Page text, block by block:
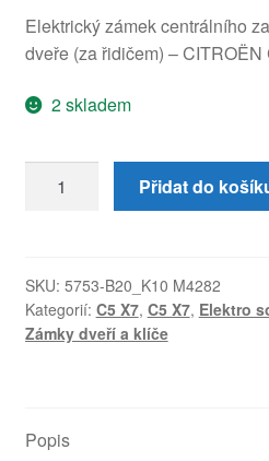
Elektrický zámek centrálního
dveře (za řidičem) – CITROËN
2 skladem
levých
Citroën
C5
X7
množství
Přidat do
SKU: 5753-B20_K10 M4282
Kategorií: C5 X7, C5 X7, Elektro
Zámky dveří a klíče
Popis